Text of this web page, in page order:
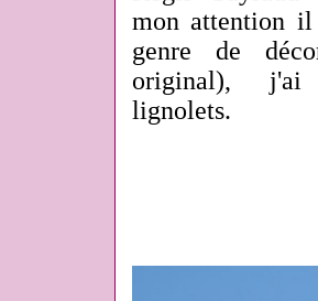
mon attention
genre de
original),
lignolets.